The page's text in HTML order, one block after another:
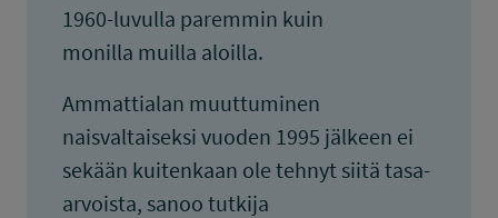
1960-luvulla paremmin kuin
monilla muilla aloilla.
Ammattialan muuttuminen
naisvaltaiseksi vuoden 1995 jälkeen ei
sekään kuitenkaan ole tehnyt siitä tasa-
arvoista, sanoo tutkija